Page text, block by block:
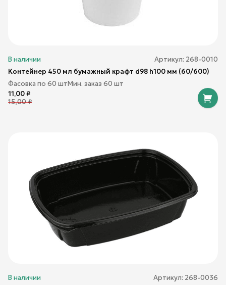
В наличии Артикул: 268-0010
Контейнер 450 мл бумажный крафт d98 h100 мм (60/600)
Фасовка по 60 штМин. заказ 60 шт
11,00₽
15,00₽
В наличии Артикул: 268-0036